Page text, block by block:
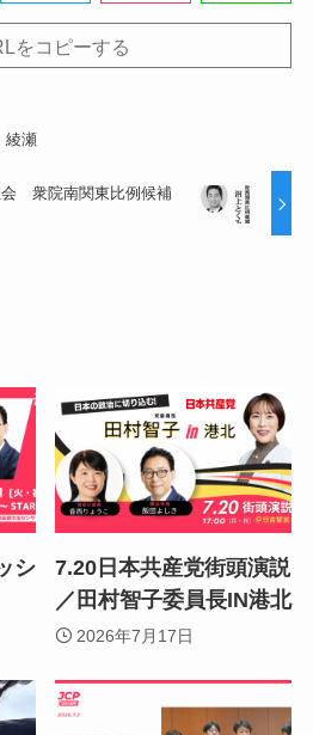
をコピーする
綾瀬
衆院南関東比例候補
シ
7.20日本共産党街頭演説
／田村智子委員長IN港北
2026年7月17日